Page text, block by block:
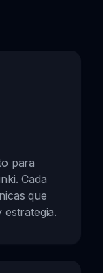
para
Cada
que
estrategia.